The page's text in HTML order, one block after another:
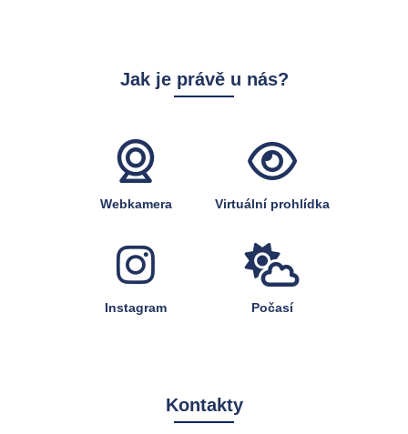
Jak je právě u nás?
Webkamera Virtuální prohlídka
Instagram Počasí
Kontakty